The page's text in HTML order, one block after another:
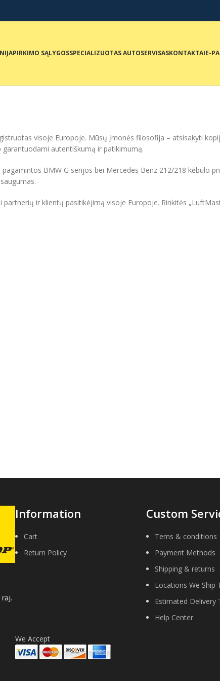
PIRKIMO SĄLYGOSSPECIALIZUOTAS AUTOSERVISASKONTAKTAIE-
visoje Europoje. Mūsų įmonės filosofija – atsisakyti
autentiškumą ir patikimumą.
BMW G serijos bei Mercedes Benz 212/218 kėbulo
ir klientų pasitikėjimą visoje Europoje. Rinkitės
Information
Cart
Return Policy
Custom
Tems & conditions
Payment Methods
Shipping & returns
Locations We Ship
Estimated Delivery
Help Center
We Accept